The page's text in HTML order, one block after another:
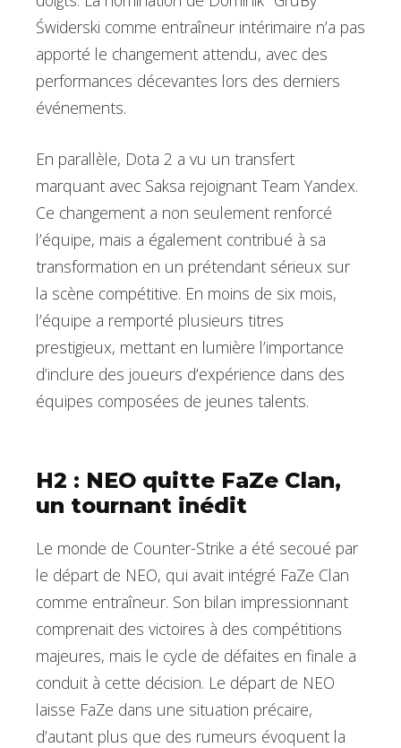
Świderski comme entraîneur intérimaire n’a pas
apporté le changement attendu, avec des
performances décevantes lors des derniers
événements.
En parallèle, Dota 2 a vu un transfert
marquant avec Saksa rejoignant Team Yandex.
Ce changement a non seulement renforcé
l’équipe, mais a également contribué à sa
transformation en un prétendant sérieux sur
la scène compétitive. En moins de six mois,
l’équipe a remporté plusieurs titres
prestigieux, mettant en lumière l’importance
d’inclure des joueurs d’expérience dans des
équipes composées de jeunes talents.
H2 : NEO quitte FaZe Clan,
un tournant inédit
Le monde de Counter-Strike a été secoué par
le départ de NEO, qui avait intégré FaZe Clan
comme entraîneur. Son bilan impressionnant
comprenait des victoires à des compétitions
majeures, mais le cycle de défaites en finale a
conduit à cette décision. Le départ de NEO
laisse FaZe dans une situation précaire,
d’autant plus que des rumeurs évoquent la